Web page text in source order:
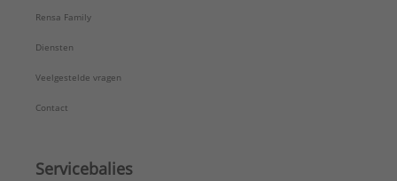
Rensa Family
Diensten
Veelgestelde vragen
Contact
Servicebalies